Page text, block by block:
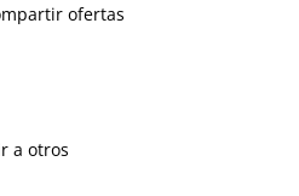
ofertas
a otros